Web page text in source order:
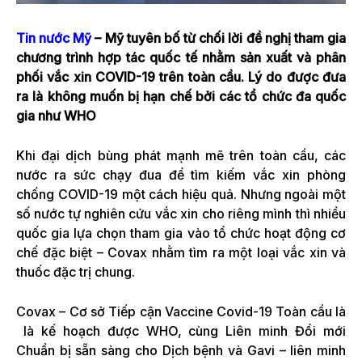
Tin nước Mỹ– Mỹ tuyên bố từ chối lời đề nghị tham gia
chương trình hợp tác quốc tế nhằm sản xuất và phân
phối vắc xin COVID-19 trên toàn cầu. Lý do được đưa
ra là không muốn bị hạn chế bởi các tổ chức đa quốc
gia như WHO
Khi đại dịch bùng phát mạnh mẽ trên toàn cầu, các
nước ra sức chạy đua để tìm kiếm vắc xin phòng
chống COVID-19 một cách hiệu quả. Nhưng ngoài một
số nước tự nghiên cứu vắc xin cho riêng mình thì nhiều
quốc gia lựa chọn tham gia vào tổ chức hoạt động cơ
chế đặc biệt – Covax nhằm tìm ra một loại vắc xin và
thuốc đặc trị chung.
Covax – Cơ sở Tiếp cận Vaccine Covid-19 Toàn cầu là
là kế hoạch được WHO, cùng Liên minh Đổi mới
Chuẩn bị sẵn sàng cho Dịch bệnh và Gavi – liên minh